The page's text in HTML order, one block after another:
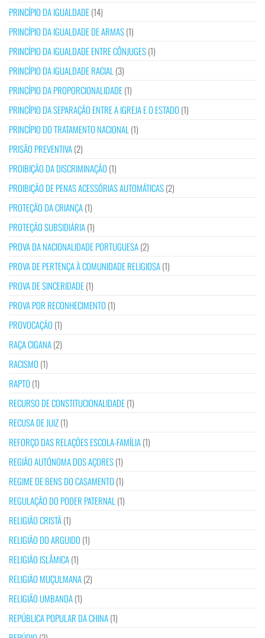
PRINCÍPIO DA IGUALDADE(14)
PRINCÍPIO DA IGUALDADE DE ARMAS(1)
PRINCÍPIO DA IGUALDADE ENTRE CÔNJUGES(1)
PRINCÍPIO DA IGUALDADE RACIAL (3)
PRINCÍPIO DA PROPORCIONALIDADE(1)
PRINCÍPIO DA SEPARAÇÃO ENTRE A IGREJA E O ESTADO (1)
PRINCÍPIO DO TRATAMENTO NACIONAL (1)
PRISÃO PREVENTIVA(2)
PROIBIÇÃO DA DISCRIMINAÇÃO (1)
PROIBIÇÃO DE PENAS ACESSÓRIAS AUTOMÁTICAS(2)
PROTEÇÃO DA CRIANÇA(1)
PROTEÇÃO SUBSIDIÁRIA(1)
PROVA DA NACIONALIDADE PORTUGUESA(2)
PROVA DE PERTENÇA À COMUNIDADE RELIGIOSA(1)
PROVA DE SINCERIDADE(1)
PROVA POR RECONHECIMENTO (1)
PROVOCAÇÃO (1)
RAÇA CIGANA(2)
RACISMO (1)
RAPTO (1)
RECURSO DE CONSTITUCIONALIDADE(1)
RECUSA DE JUIZ(1)
REFORÇO DAS RELAÇÕES ESCOLA-FAMÍLIA(1)
REGIÃO AUTÓNOMA DOS AÇORES(1)
REGIME DE BENS DO CASAMENTO (1)
REGULAÇÃO DO PODER PATERNAL (1)
RELIGIÃO CRISTÃ(1)
RELIGIÃO DO ARGUIDO (1)
RELIGIÃO ISLÂMICA(1)
RELIGIÃO MUÇULMANA(2)
RELIGIÃO UMBANDA(1)
REPÚBLICA POPULAR DA CHINA(1)